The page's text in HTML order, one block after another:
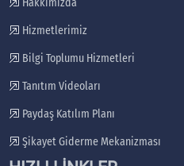
Hakkımızda
Hizmetlerimiz
Bilgi Toplumu Hizmetleri
Tanıtım Videoları
Paydaş Katılım Planı
Şikayet Giderme Mekanizması